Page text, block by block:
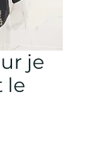
je
le